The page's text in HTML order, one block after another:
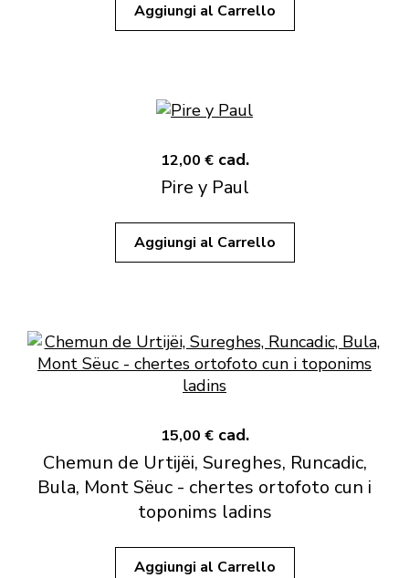
Aggiungi al Carrello
12,00 € cad.
Pire y Paul
Aggiungi al Carrello
15,00 € cad.
Chemun de Urtijëi, Sureghes, Runcadic,
Bula, Mont Sëuc - chertes ortofoto cun i
toponims ladins
Aggiungi al Carrello